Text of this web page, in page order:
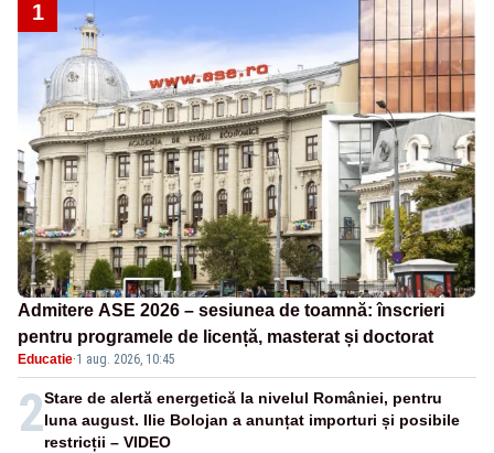
1
Admitere ASE 2026 – sesiunea de toamnă: înscrieri
pentru programele de licență, masterat și doctorat
Educatie·1 aug. 2026, 10:45
2Stare de alertă energetică la nivelul României, pentru
luna august. Ilie Bolojan a anunțat importuri și posibile
restricții – VIDEO